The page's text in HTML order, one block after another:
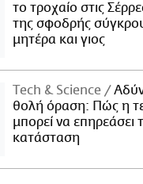
το τροχαίο στις
της σφοδρής
μητέρα και γιος
Τech & Science
θολή όραση: Πώς η
μπορεί να επηρεάσει
κατάσταση